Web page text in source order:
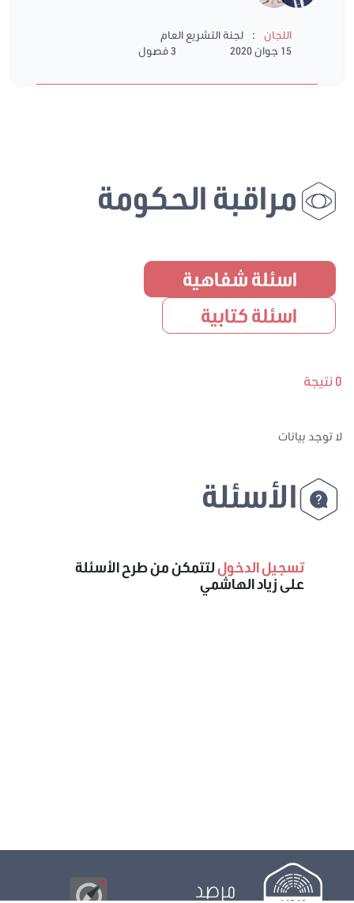
اللجان :
لجنة التشريع العام
15 جوان 2020
3 فصول
مراقبة الحكومة
اسئلة شفاهية
اسئلة كتابية
0 نتيجة
لا توجد بيانات
الأسئلة
تسجيل الدخوللتتمكن من طرح الأسئلة
على زياد الهاشمي
مرصد